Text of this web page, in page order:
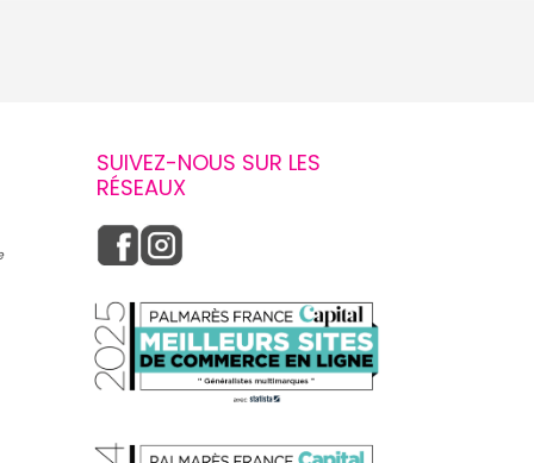
SUIVEZ-NOUS SUR LES
RÉSEAUX